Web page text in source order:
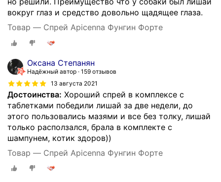
вокруг глаз и средство довольно щадящее глаза.
Товар — Спрей Apicenna Фунгин Форте
Оксана Степанян
Надёжный автор 159 отзывов
13 августа 2021
Достоинства: Хороший спрей в комплексе с
таблетками победили лишай за две недели, до
этого пользовались мазями и все без толку, лишай
только расползался, брала в комплекте с
шампунем, котик здоров))
Товар — Спрей Apicenna Фунгин Форте